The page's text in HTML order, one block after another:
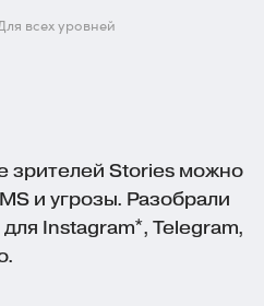
всех уровней
зрителей Stories можно
и угрозы. Разобрали
Instagram*, Telegram,